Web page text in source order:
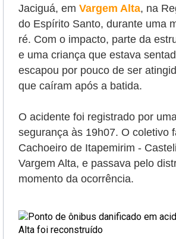
Jaciguá, em Vargem Alta, na
do Espírito Santo, durante uma
ré. Com o impacto, parte da
e uma criança que estava
escapou por pouco de ser
que caíram após a batida.
O acidente foi registrado por
segurança às 19h07. O coletivo
Cachoeiro de Itapemirim -
Vargem Alta, e passava pelo
momento da ocorrência.